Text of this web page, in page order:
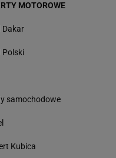
MOTOROWE
Dakar
Polski
samochodowe
Kubica